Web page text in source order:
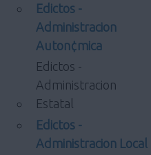
Edictos -
Administracion
Auton¢mica
Edictos -
Administracion
Estatal
Edictos -
Administracion Local